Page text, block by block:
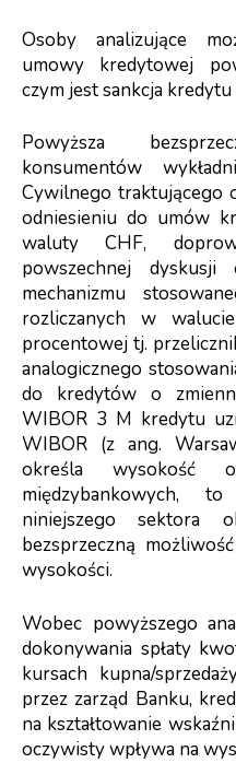
Osoby analizujące
umowy kredytowej
czym jest sankcja
Powyższa
konsumentów
Cywilnego traktującego
odniesieniu do umów
waluty CHF,
powszechnej
mechanizmu
rozliczanych w
procentowej tj.
analogicznego
do kredytów o
WIBOR 3 M kredytu
WIBOR (z ang.
określa wysokość
międzybankowych,
niniejszego sektora
bezsprzeczną
wysokości.
Wobec powyższego
dokonywania spłaty
kursach kupna/
przez zarząd Banku,
na kształtowanie
oczywisty wpływa na